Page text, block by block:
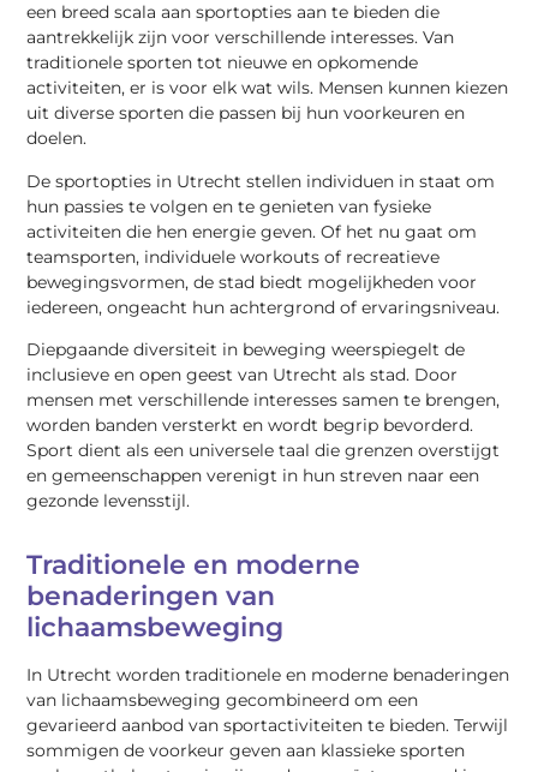
een breed scala aan sportopties aan te bieden die
aantrekkelijk zijn voor verschillende interesses. Van
traditionele sporten tot nieuwe en opkomende
activiteiten, er is voor elk wat wils. Mensen kunnen kiezen
uit diverse sporten die passen bij hun voorkeuren en
doelen.
De sportopties in Utrecht stellen individuen in staat om
hun passies te volgen en te genieten van fysieke
activiteiten die hen energie geven. Of het nu gaat om
teamsporten, individuele workouts of recreatieve
bewegingsvormen, de stad biedt mogelijkheden voor
iedereen, ongeacht hun achtergrond of ervaringsniveau.
Diepgaande diversiteit in beweging weerspiegelt de
inclusieve en open geest van Utrecht als stad. Door
mensen met verschillende interesses samen te brengen,
worden banden versterkt en wordt begrip bevorderd.
Sport dient als een universele taal die grenzen overstijgt
en gemeenschappen verenigt in hun streven naar een
gezonde levensstijl.
Traditionele en moderne
benaderingen van
lichaamsbeweging
In Utrecht worden traditionele en moderne benaderingen
van lichaamsbeweging gecombineerd om een
gevarieerd aanbod van sportactiviteiten te bieden. Terwijl
sommigen de voorkeur geven aan klassieke sporten